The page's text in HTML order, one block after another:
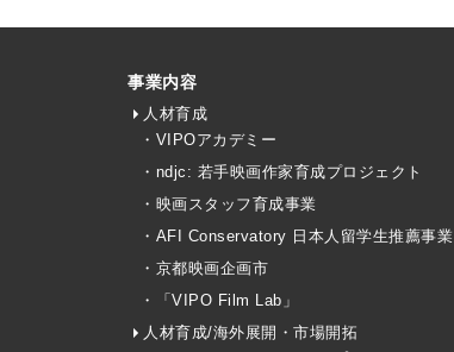
事業内容
人材育成
・VIPOアカデミー
・ndjc: 若手映画作家育成プロジェクト
・映画スタッフ育成事業
・AFI Conservatory 日本人留学生推薦事業
・京都映画企画市
・「VIPO Film Lab」
人材育成/海外展開・市場開拓